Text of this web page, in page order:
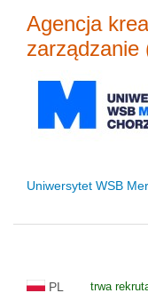
Agencja
zarządzanie
Uniwersytet WSB
PL trwa